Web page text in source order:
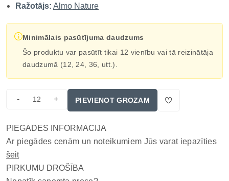
hidratāciju un s...
Ražotājs: Almo Nature
Minimālais pasūtījuma daudzums
Šo produktu var pasūtīt tikai 12 vienību vai tā reizinātāja
daudzumā (12, 24, 36, utt.).
- + PIEVIENOT GROZAM
PIEGĀDES INFORMĀCIJA
Ar piegādes cenām un noteikumiem Jūs varat iepazīties
šeit
PIRKUMU DROŠĪBA